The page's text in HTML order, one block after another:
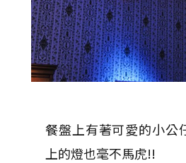
餐盤上有著可愛的小公
上的燈也毫不馬虎!!